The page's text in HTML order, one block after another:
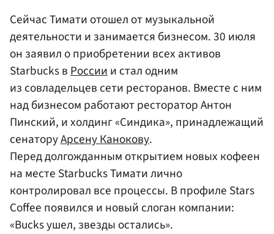
Сейчас Тимати отошел от музыкальной
деятельности и занимается бизнесом. 30 июля
он заявил о приобретении всех активов
Starbucks в России и стал одним
из совладельцев сети ресторанов. Вместе с ним
над бизнесом работают ресторатор Антон
Пинский, и холдинг «Синдика», принадлежащий
сенаторуАрсену Канокову.
Перед долгожданным открытием новых кофеен
на месте Starbucks Тимати лично
контролировал все процессы. В профиле Stars
Coffee появился и новый слоган компании:
«Bucks ушел, звезды остались».